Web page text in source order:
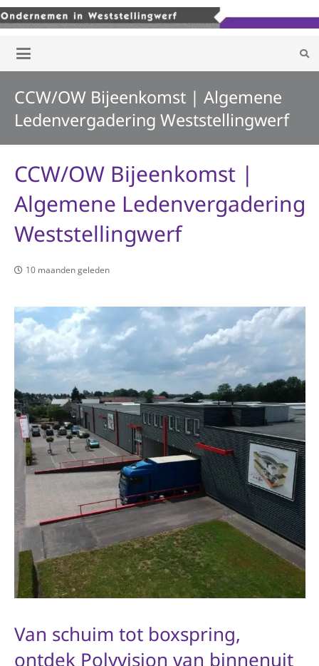
CCW/OW Bijeenkomst | Algemene
Ledenvergadering Weststellingwerf
CCW/OW Bijeenkomst |
Algemene Ledenvergadering
Weststellingwerf
10 maanden geleden
Van schuim tot boxspring,
ontdek Polyvision van binnenuit